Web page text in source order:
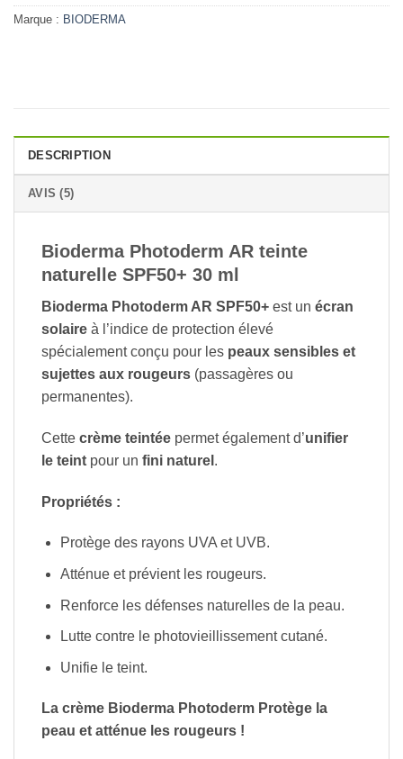
Marque : BIODERMA
DESCRIPTION
AVIS (5)
Bioderma Photoderm AR teinte
naturelle SPF50+ 30 ml
Bioderma Photoderm AR SPF50+ est un écran
solaire à l’indice de protection élevé
spécialement conçu pour les peaux sensibles et
sujettes aux rougeurs (passagères ou
permanentes).
Cette crème teintée permet également d’unifier
le teint pour un fini naturel .
Propriétés :
Protège des rayons UVA et UVB.
Atténue et prévient les rougeurs.
Renforce les défenses naturelles de la peau.
Lutte contre le photovieillissement cutané.
Unifie le teint.
La crème Bioderma Photoderm Protège la
peau et atténue les rougeurs !